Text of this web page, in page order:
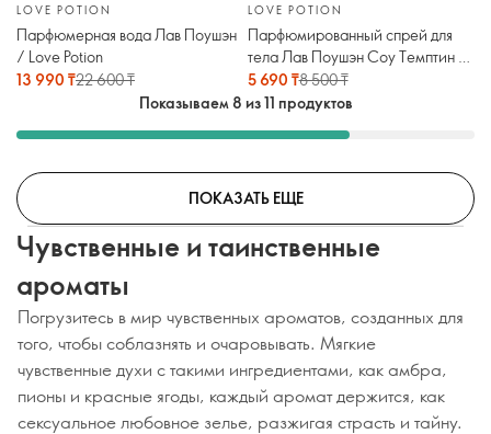
LOVE POTION
Парфюмерная вода Лав Поушэн
/ Love Potion
13 990 ₸22 600 ₸
LOVE POTION
Парфюмированный спрей для
тела Лав Поушэн Соу Темптин /
Love Potion So Tempting
5 690 ₸8 500 ₸
Показываем 8 из 11 продуктов
ПОКАЗАТЬ ЕЩЕ
Чувственные и таинственные
ароматы
Погрузитесь в мир чувственных ароматов, созданных для
того, чтобы соблазнять и очаровывать. Мягкие
чувственные духи с такими ингредиентами, как амбра,
пионы и красные ягоды, каждый аромат держится, как
сексуальное любовное зелье, разжигая страсть и тайну.